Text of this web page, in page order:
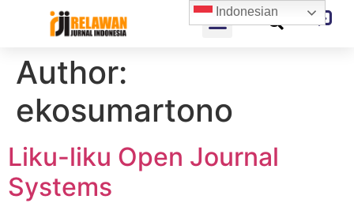
Author:
ekosumartono
Liku-liku Open Journal
Systems
Indonesian